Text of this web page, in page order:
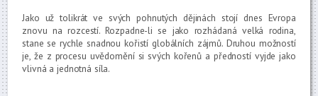
Jako už tolikrát ve svých pohnutých dějinách stojí dnes Evropa
znovu na rozcestí. Rozpadne-li se jako rozhádaná velká rodina,
stane se rychle snadnou kořistí globálních zájmů. Druhou možností
je, že z procesu uvědomění si svých kořenů a předností vyjde jako
vlivná a jednotná síla.